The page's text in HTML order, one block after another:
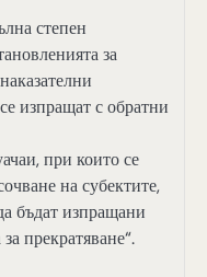
степен
за
изпращат с обратни
при които се
на субектите,
бъдат изпращани
прекратяване“.